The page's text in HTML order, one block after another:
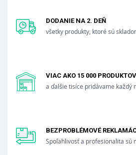
DODANIE NA 2. DEŇ
všetky produkty, ktoré sú
VIAC AKO 15 000
a ďalšie tisíce pridávame každý
BEZPROBLÉMOVÉ
Spoľahlivosť a profesionalita sú